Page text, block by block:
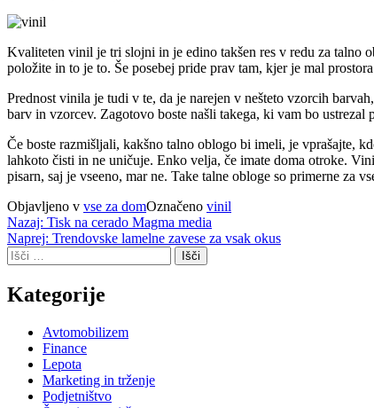
Kvaliteten vinil je tri slojni in je edino takšen res v redu za talno
položite in to je to. Še posebej pride prav tam, kjer je mal
Prednost vinila je tudi v te, da je narejen v nešteto vzorcih
barv in vzorcev. Zagotovo boste našli takega, ki vam bo
Če boste razmišljali, kakšno talno oblogo bi imeli, je vprašajte,
lahkoto čisti in ne uničuje. Enko velja, če imate doma otroke.
pisarn, saj je vseeno, mar ne. Take talne obloge so primerne za
Objavljeno v vse za domOznačeno vinil
Navigacija
prispevka
Nazaj: Tisk na cerado Magma media
Naprej: Trendovske lamelne zavese za vsak okus
Išči:
Kategorije
Avtomobilizem
Finance
Lepota
Marketing in trženje
Podjetništvo